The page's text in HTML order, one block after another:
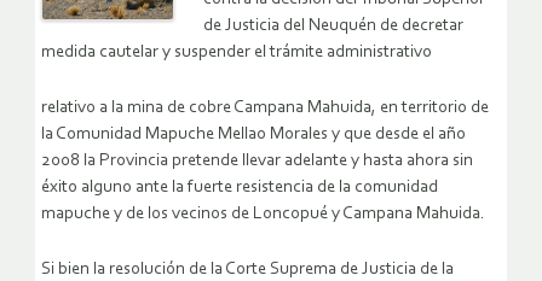
de Justicia del Neuquén de decretar
medida cautelar y suspender el trámite administrativo
relativo a la mina de cobre Campana Mahuida, en territorio de
la Comunidad Mapuche Mellao Morales y que desde el año
2008 la Provincia pretende llevar adelante y hasta ahora sin
éxito alguno ante la fuerte resistencia de la comunidad
mapuche y de los vecinos de Loncopué y Campana Mahuida.
Si bien la resolución de la Corte Suprema de Justicia de la